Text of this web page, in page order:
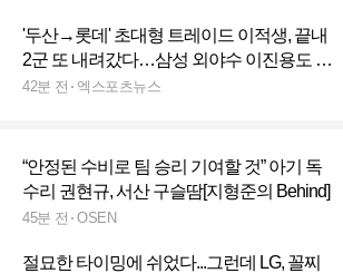
'두산→롯데' 초대형 트레이드 이적생, 끝내
2군 또 내려갔다…삼성 외야수 이진용도 엔
트리 말소
42분 전 엑스포츠뉴스
“안정된 수비로 팀 승리 기여할 것” 아기 독
수리 권현규, 서산 구슬땀[지형준의 Behind]
45분 전 OSEN
절묘한 타이밍에 쉬었다...그런데 LG, 꼴찌